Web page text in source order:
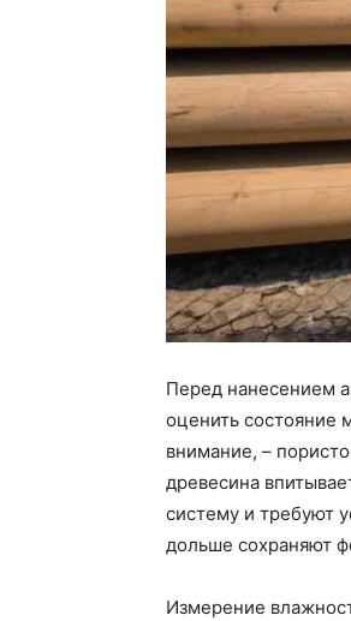
Перед нанесением
оценить состояние
внимание, –
древесина
систему и требуют
дольше сохраняют
Измерение